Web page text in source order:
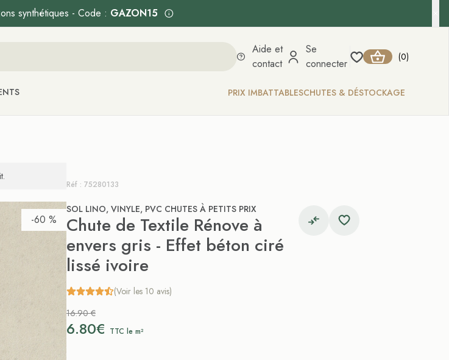
synthétiques - Code : GAZON15
Aide et
contact
Se
connecter
(0)
PRIX IMBATTABLESCHUTES & DÉSTOCKAGE
-60 %
Réf : 75280133
SOL LINO, VINYLE, PVC CHUTES À PETITS PRIX
Chute de Textile Rénove à
envers gris - Effet béton ciré
lissé ivoire
(Voir les 10 avis)
16.90 €
6.80€ TTC le m²